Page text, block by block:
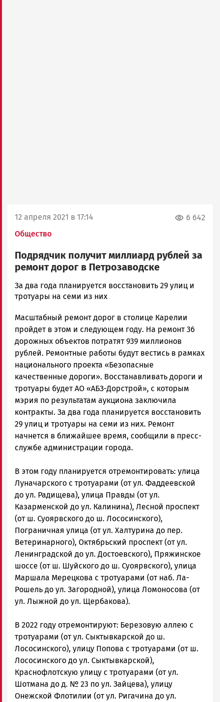
12 апреля 2021 в 17:14
Общество
6 642
Подрядчик получит миллиард рублей за
ремонт дорог в Петрозаводске
Ольга
Гаврилова
Петрозаводска
и
Карелии
|
Петрозаводск
ГОВОРИТ
За два года планируется восстановить 29 улиц и
тротуары на семи из них
Масштабный ремонт дорог в столице Карелии
пройдет в этом и следующем году. На ремонт 36
дорожных объектов потратят 939 миллионов
рублей. Ремонтные работы будут вестись в рамках
национального проекта «Безопасные
качественные дороги». Восстанавливать дороги и
тротуары будет АО «АБЗ-Дорстрой», с которым
мэрия по результатам аукциона заключила
контракты. За два года планируется восстановить
29 улиц и тротуары на семи из них. Ремонт
начнется в ближайшее время, сообщили в пресс-
службе администрации города.
В этом году планируется отремонтировать: улица
Луначарского с тротуарами (от ул. Фаддеевской
до ул. Радищева), улица Правды (от ул.
Казарменской до ул. Калинина), Лесной проспект
(от ш. Суоярвского до ш. Лососинского),
Пограничная улица (от ул. Халтурина до пер.
Ветеринарного), Октябрьский проспект (от ул.
Ленинградской до ул. Достоевского), Пряжинское
шоссе (от ш. Шуйского до ш. Суоярвского), улица
Маршала Мерецкова с тротуарами (от наб. Ла-
Рошель до ул. Загородной), улица Ломоносова (от
ул. Лыжной до ул. Щербакова).
В 2022 году отремонтируют: Березовую аллею с
тротуарами (от ул. Сыктывкарской до ш.
Лососинского), улицу Попова с тротуарами (от ш.
Лососинского до ул. Сыктывкарской),
Краснофлотскую улицу с тротуарами (от ул.
Шотмана до д. № 23 по ул. Зайцева), улицу
Онежской Флотилии (от ул. Ригачина до ул.